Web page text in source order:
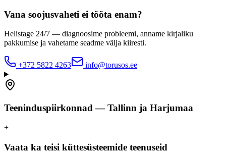
Vana soojusvaheti ei tööta enam?
Helistage 24/7 — diagnoosime probleemi, anname kirjaliku
pakkumise ja vahetame seadme välja kiiresti.
+372 5822 4263 info@torusos.ee
Teeninduspiirkonnad — Tallinn ja Harjumaa
+
Vaata ka teisi küttesüsteemide teenuseid